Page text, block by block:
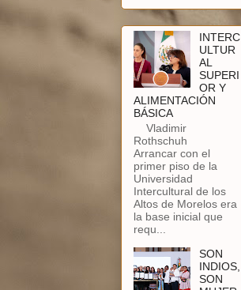
INTERC
ULTUR
AL
SUPERI
OR Y
ALIMENTACIÓN
BÁSICA
Vladimir
Rothschuh
Arrancar con el
primer piso de la
Universidad
Intercultural de los
Altos de Morelos era
la base inicial que
requ...
SON
INDIOS,
SON